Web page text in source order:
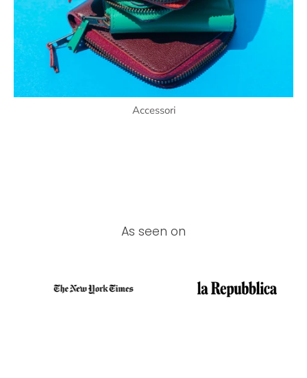
Accessori
As seen on